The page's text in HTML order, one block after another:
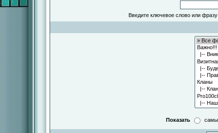
Введите ключевое слово или
Показать